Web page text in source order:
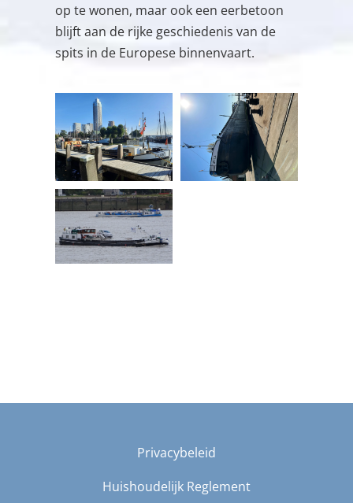
op te wonen, maar ook een eerbetoon
blijft aan de rijke geschiedenis van de
spits in de Europese binnenvaart.
Privacybeleid
Huishoudelijk Reglement